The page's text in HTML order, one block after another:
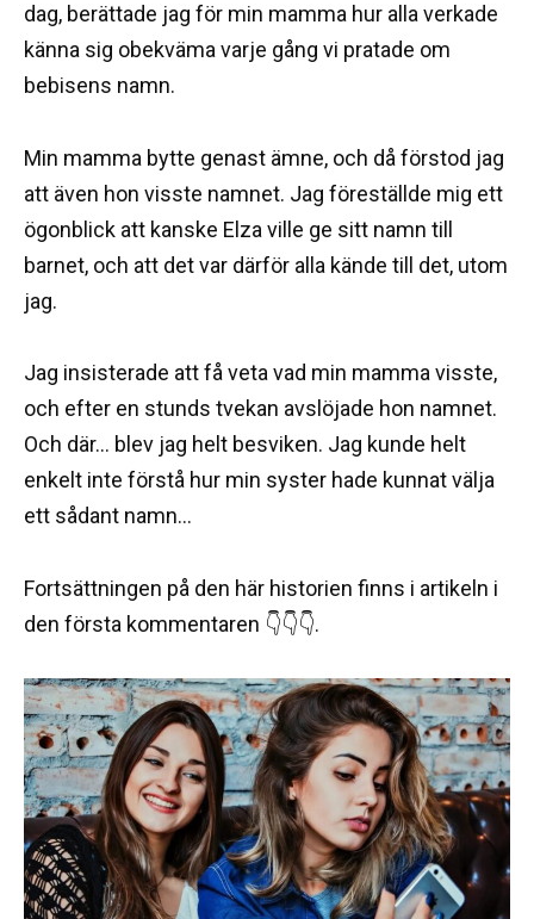
dag, berättade jag för min mamma hur alla verkade
känna sig obekväma varje gång vi pratade om
bebisens namn.
Min mamma bytte genast ämne, och då förstod jag
att även hon visste namnet. Jag föreställde mig ett
ögonblick att kanske Elza ville ge sitt namn till
barnet, och att det var därför alla kände till det, utom
jag.
Jag insisterade att få veta vad min mamma visste,
och efter en stunds tvekan avslöjade hon namnet.
Och där… blev jag helt besviken. Jag kunde helt
enkelt inte förstå hur min syster hade kunnat välja
ett sådant namn…
Fortsättningen på den här historien finns i artikeln i
den första kommentaren 👇👇👇.